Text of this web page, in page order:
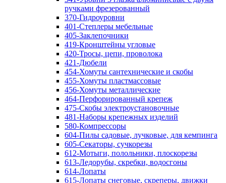
ручками фрезерованный
370-Гидроуровни
401-Степлеры мебельные
405-Заклепочники
419-Кронштейны угловые
420-Тросы, цепи, проволока
421-Дюбели
454-Хомуты сантехнические и скобы
455-Хомуты пластмассовые
456-Хомуты металлические
464-Перфорированный крепеж
475-Скобы электроустановочные
481-Наборы крепежных изделий
580-Компрессоры
604-Пилы садовые, лучковые, для кемпинга
605-Секаторы, сучкорезы
612-Мотыги, полольники, плоскорезы
613-Ледорубы, скребки, водосгоны
614-Лопаты
615-Лопаты снеговые, скреперы, движки